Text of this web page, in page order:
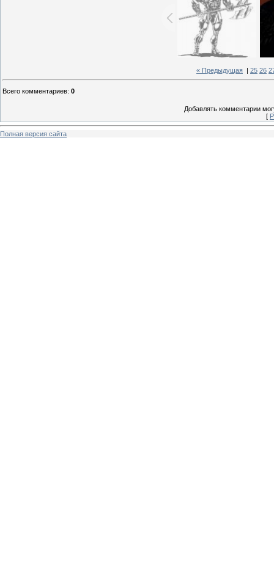
« Предыдущая 25 26
Всего комментариев: 0
Добавлять комментарии
[
Полная версия сайта